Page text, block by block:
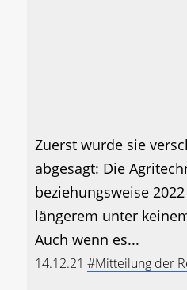
Zuerst wurde sie
abgesagt: Die
beziehungsweise
längerem unter
Auch wenn es...
14.12.21 #Mitteilung der